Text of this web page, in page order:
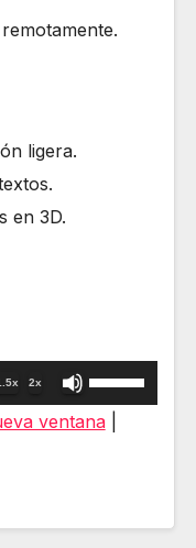
ligera.
en 3D.
2x
Utiliza
las
ventana|